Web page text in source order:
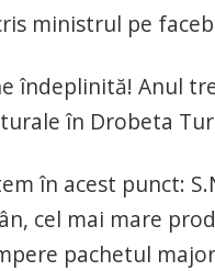
ministrul pe
îndeplinită! Anul
în Drobeta
în acest punct:
cel mai mare
pachetul